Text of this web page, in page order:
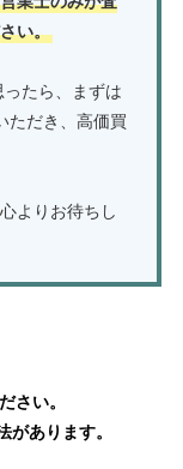
い。
たら、まずは
ただき、高価買
よりお待ちし
さい。
あります。